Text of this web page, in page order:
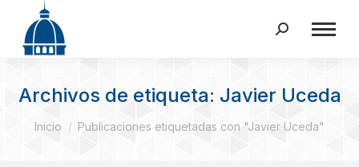
Buscar:
Archivos de etiqueta: Javier Uceda
Estás aquí:
Inicio Publicaciones etiquetadas con "Javier Uceda"